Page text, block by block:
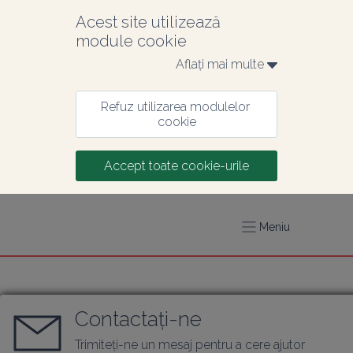
Acest site utilizează
module cookie
Aflați mai multe
Refuz utilizarea modulelor
cookie
Accept toate cookie-urile
Meniu
Contactați-ne
Trimiteți-ne un mesaj pentru a cere ajutor